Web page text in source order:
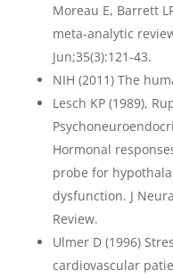
Moreau E, Barrett
meta-analytic
Jun;35(3):121-43.
NIH (2011) The
Lesch KP (1989),
Hormonal
probe for
dysfunction. J
Review.
Ulmer D (1996)
cardiovascular